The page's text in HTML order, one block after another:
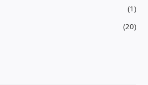
(1)
(20)